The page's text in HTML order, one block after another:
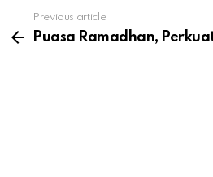
more
Previous article
Puasa Ramadhan,